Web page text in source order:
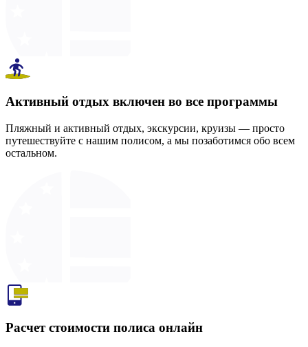
Активный отдых включен во все программы
Пляжный и активный отдых, экскурсии, круизы — просто
путешествуйте с нашим полисом, а мы позаботимся обо всем
остальном.
Расчет стоимости полиса онлайн